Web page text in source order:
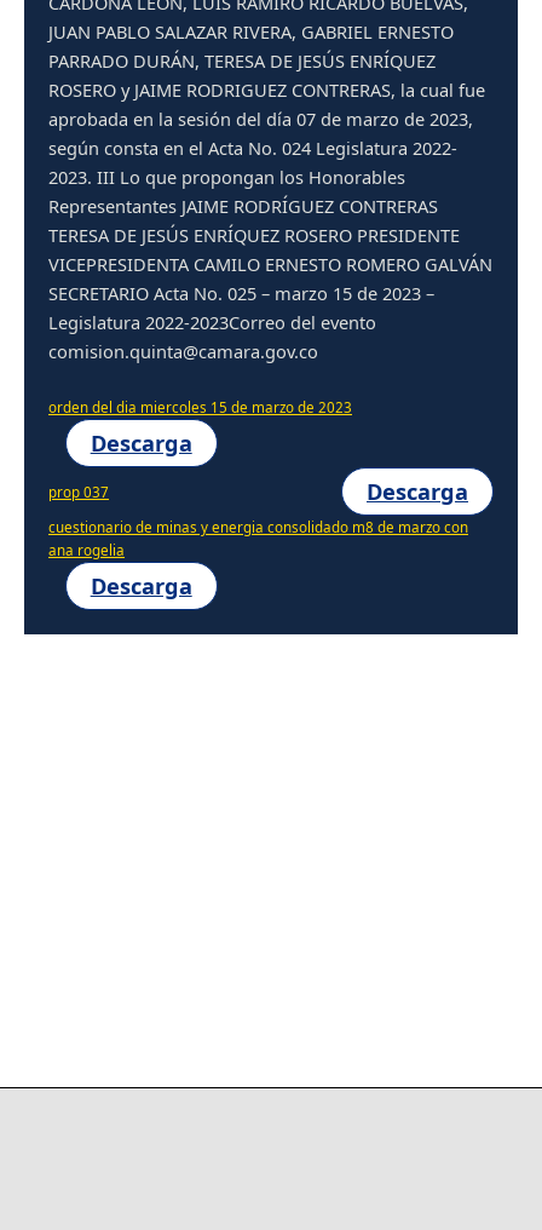
JUAN PABLO SALAZAR RIVERA, GABRIEL ERNESTO
PARRADO DURÁN, TERESA DE JESÚS ENRÍQUEZ
ROSERO y JAIME RODRIGUEZ CONTRERAS, la cual fue
aprobada en la sesión del día 07 de marzo de 2023,
según consta en el Acta No. 024 Legislatura 2022-
2023. III Lo que propongan los Honorables
Representantes JAIME RODRÍGUEZ CONTRERAS
TERESA DE JESÚS ENRÍQUEZ ROSERO PRESIDENTE
VICEPRESIDENTA CAMILO ERNESTO ROMERO GALVÁN
SECRETARIO Acta No. 025 – marzo 15 de 2023 –
Legislatura 2022-2023Correo del evento
comision.quinta@camara.gov.co
orden del dia miercoles 15 de marzo de 2023
Descarga
prop 037 Descarga
cuestionario de minas y energia consolidado m8 de marzo con
ana rogelia
Descarga